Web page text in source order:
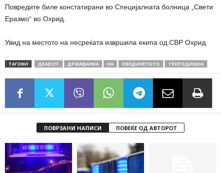
Повредите биле констатирани во Специјалната болница „Свети
Еразмо“ во Охрид.
Увид на местото на несреќата извршила екипа од СВР Охрид
ТАГОВИ ДВАЕСЕТ ДРЖАВЈАНКА НА ОБЕДИНЕТОТО ТРИГОДИШНА
ПОВРЗАНИ НАПИСИ ПОВЕЌЕ ОД АВТОРОТ